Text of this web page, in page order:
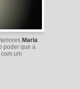
Maria
poder que a
um